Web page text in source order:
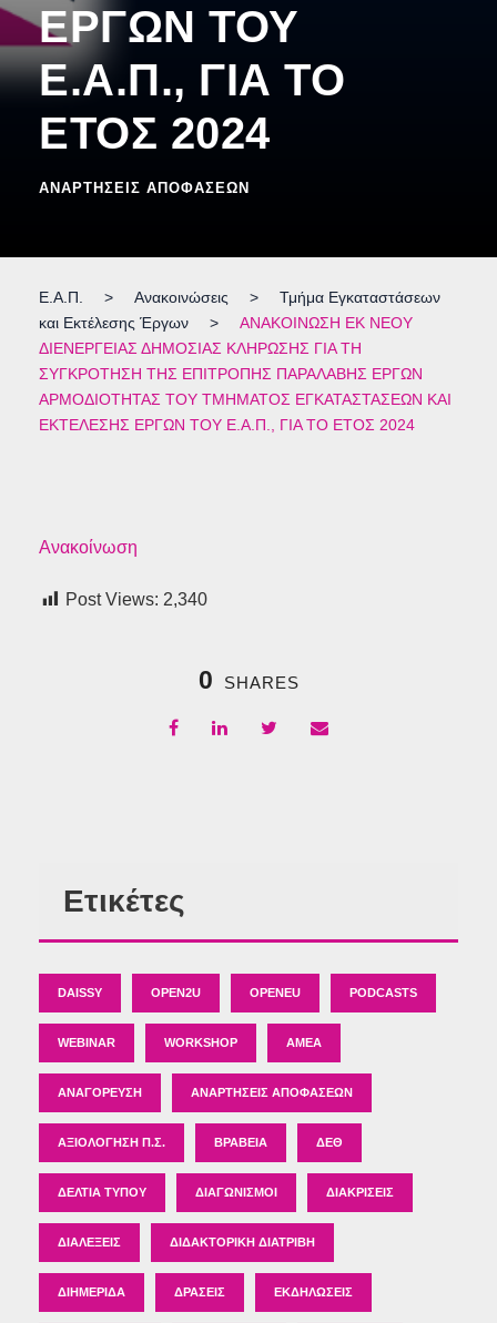
ΕΡΓΩΝ ΤΟΥ
Ε.Α.Π., ΓΙΑ ΤΟ
ΕΤΟΣ 2024
ΑΝΑΡΤΉΣΕΙΣ ΑΠΟΦΆΣΕΩΝ
Ε.Α.Π. > Ανακοινώσεις >
Τμήμα Εγκαταστάσεων
και Εκτέλεσης Έργων
>
ΑΝΑΚΟΙΝΩΣΗ ΕΚ ΝΕΟΥ
ΔΙΕΝΕΡΓΕΙΑΣ ΔΗΜΟΣΙΑΣ ΚΛΗΡΩΣΗΣ ΓΙΑ ΤΗ
ΣΥΓΚΡΟΤΗΣΗ ΤΗΣ ΕΠΙΤΡΟΠΗΣ ΠΑΡΑΛΑΒΗΣ ΕΡΓΩΝ
ΑΡΜΟΔΙΟΤΗΤΑΣ ΤΟΥ ΤΜΗΜΑΤΟΣ ΕΓΚΑΤΑΣΤΑΣΕΩΝ ΚΑΙ
ΕΚΤΕΛΕΣΗΣ ΕΡΓΩΝ ΤΟΥ Ε.Α.Π., ΓΙΑ ΤΟ ΕΤΟΣ 2024
Ανακοίνωση
Post Views: 2,340
0 SHARES
Ετικέτες
DAISSY OPEN2U OPENEU PODCASTS
WEBINAR WORKSHOP ΑΜΕΑ
ΑΝΑΓΌΡΕΥΣΗ ΑΝΑΡΤΉΣΕΙΣ ΑΠΟΦΆΣΕΩΝ
ΑΞΙΟΛΌΓΗΣΗ Π.Σ. ΒΡΑΒΕΊΑ ΔΕΘ
ΔΕΛΤΊΑ ΤΎΠΟΥ ΔΙΑΓΩΝΙΣΜΟΊ ΔΙΑΚΡΊΣΕΙΣ
ΔΙΑΛΈΞΕΙΣ ΔΙΔΑΚΤΟΡΙΚΉ ΔΙΑΤΡΙΒΉ
ΔΙΗΜΕΡΊΔΑ ΔΡΆΣΕΙΣ ΕΚΔΗΛΏΣΕΙΣ